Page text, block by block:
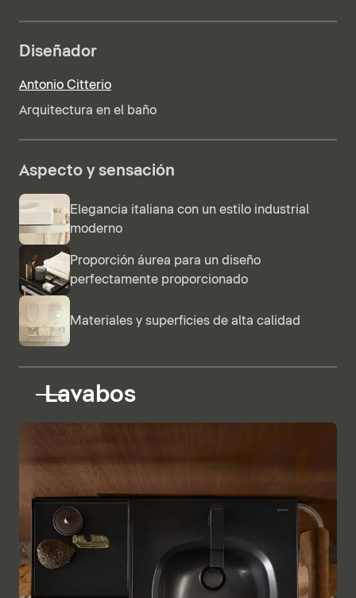
Diseñador
Antonio Citterio
Arquitectura en el baño
Aspecto y sensación
Elegancia italiana con un estilo industrial
moderno
Proporción áurea para un diseño
perfectamente proporcionado
Materiales y superficies de alta calidad
Lavabos